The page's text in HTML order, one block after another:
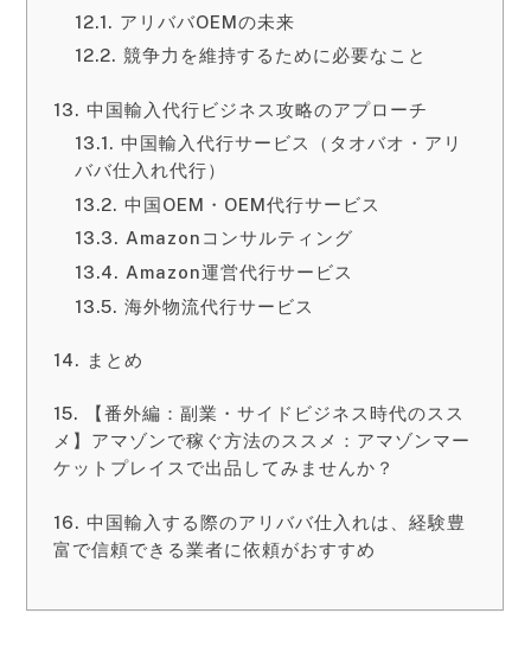
アリババOEMの未来
競争力を維持するために必要なこと
中国輸入代行ビジネス攻略のアプローチ
中国輸入代行サービス（タオバオ・アリ
ババ仕入れ代行）
中国OEM・OEM代行サービス
Amazonコンサルティング
Amazon運営代行サービス
海外物流代行サービス
まとめ
【番外編：副業・サイドビジネス時代のスス
メ】アマゾンで稼ぐ方法のススメ：アマゾンマー
ケットプレイスで出品してみませんか？
中国輸入する際のアリババ仕入れは、経験豊
富で信頼できる業者に依頼がおすすめ